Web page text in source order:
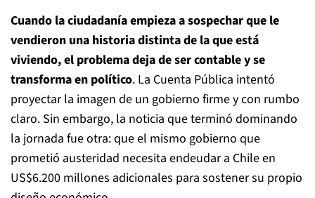
Cuando la ciudadanía empieza a sospechar que le
vendieron una historia distinta de la que está
viviendo, el problema deja de ser contable y se
transforma en político. La Cuenta Pública intentó
proyectar la imagen de un gobierno firme y con rumbo
claro. Sin embargo, la noticia que terminó dominando
la jornada fue otra: que el mismo gobierno que
prometió austeridad necesita endeudar a Chile en
US$6.200 millones adicionales para sostener su propio